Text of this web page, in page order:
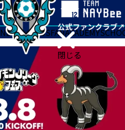
閉じる
NEWSGOODSFANACADEMY